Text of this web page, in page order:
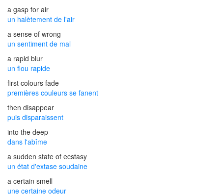
a gasp for air
un halètement de l'air
a sense of wrong
un sentiment de mal
a rapid blur
un flou rapide
first colours fade
premières couleurs se fanent
then disappear
puis disparaissent
into the deep
dans l'abîme
a sudden state of ecstasy
un état d'extase soudaine
a certain smell
une certaine odeur